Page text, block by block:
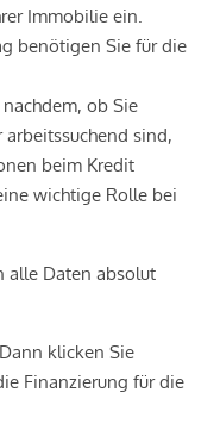
Immobilie ein.
benötigen Sie für die
nachdem, ob Sie
sind,
beim Kredit
wichtige Rolle bei
alle Daten absolut
klicken Sie
Finanzierung für die